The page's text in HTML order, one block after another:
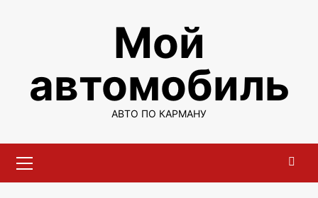
Мой
автомобиль
АВТО ПО КАРМАНУ
меню